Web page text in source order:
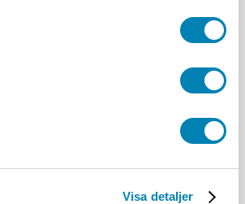
Visa detaljer